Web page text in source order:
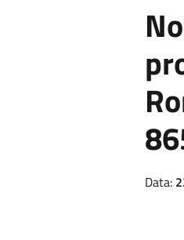
Data: